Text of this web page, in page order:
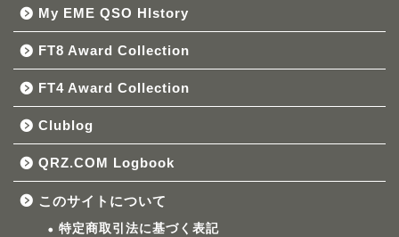
My EME QSO HIstory
FT8 Award Collection
FT4 Award Collection
Clublog
QRZ.COM Logbook
このサイトについて
特定商取引法に基づく表記